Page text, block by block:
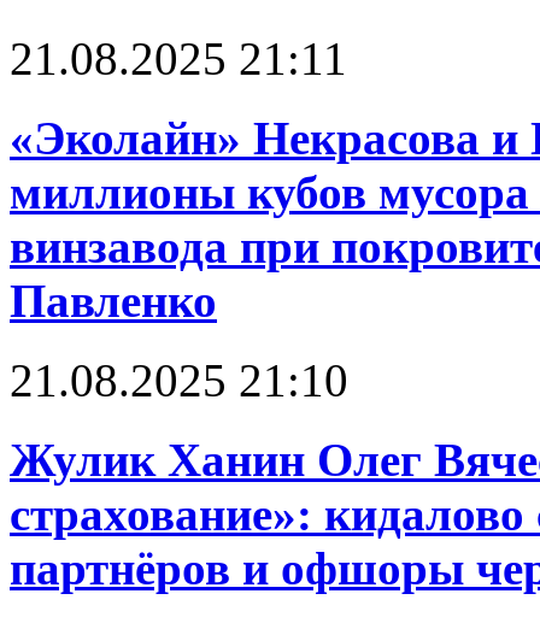
21.08.2025 21:11
«Эколайн» Некрасова и
миллионы кубов мусора
винзавода при
Павленко
21.08.2025 21:10
Жулик Ханин Олег
страхование»:
партнёров и офшоры